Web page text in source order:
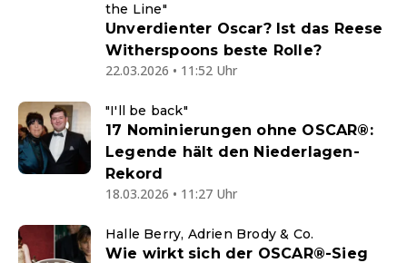
the Line"
Unverdienter Oscar? Ist das Reese
Witherspoons beste Rolle?
22.03.2026 • 11:52 Uhr
"I'll be back"
17 Nominierungen ohne OSCAR®:
Legende hält den Niederlagen-
Rekord
18.03.2026 • 11:27 Uhr
Halle Berry, Adrien Brody & Co.
Wie wirkt sich der OSCAR®-Sieg